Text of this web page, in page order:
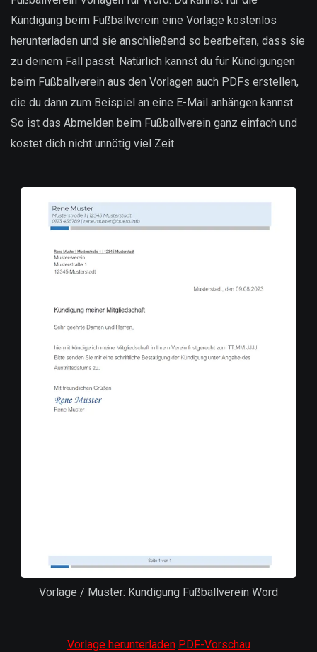
Kündigung beim Fußballverein eine Vorlage kostenlos
herunterladen und sie anschließend so bearbeiten, dass sie
zu deinem Fall passt. Natürlich kannst du für Kündigungen
beim Fußballverein aus den Vorlagen auch PDFs erstellen,
die du dann zum Beispiel an eine E-Mail anhängen kannst.
So ist das Abmelden beim Fußballverein ganz einfach und
kostet dich nicht unnötig viel Zeit.
Vorlage / Muster: Kündigung Fußballverein Word
Vorlage herunterladen PDF-Vorschau